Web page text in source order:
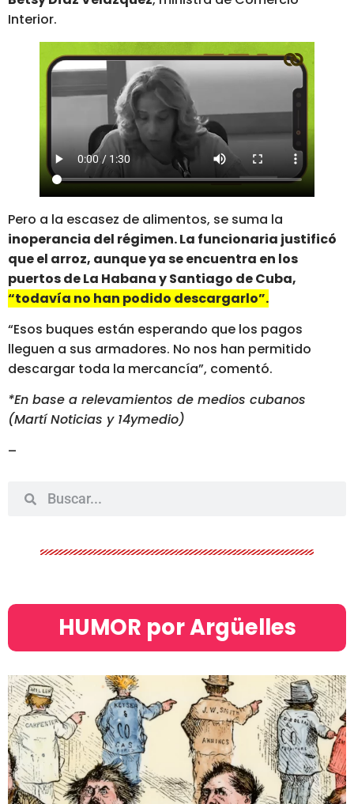
Interior.
Pero a la escasez de alimentos, se suma la
inoperancia del régimen. La funcionaria justificó
que el arroz, aunque ya se encuentra en los
puertos de La Habana y Santiago de Cuba,
“todavía no han podido descargarlo”.
“Esos buques están esperando que los pagos
lleguen a sus armadores. No nos han permitido
descargar toda la mercancía”, comentó.
*En base a relevamientos de medios cubanos
(Martí Noticias y 14ymedio)
–
HUMOR por Argüelles​